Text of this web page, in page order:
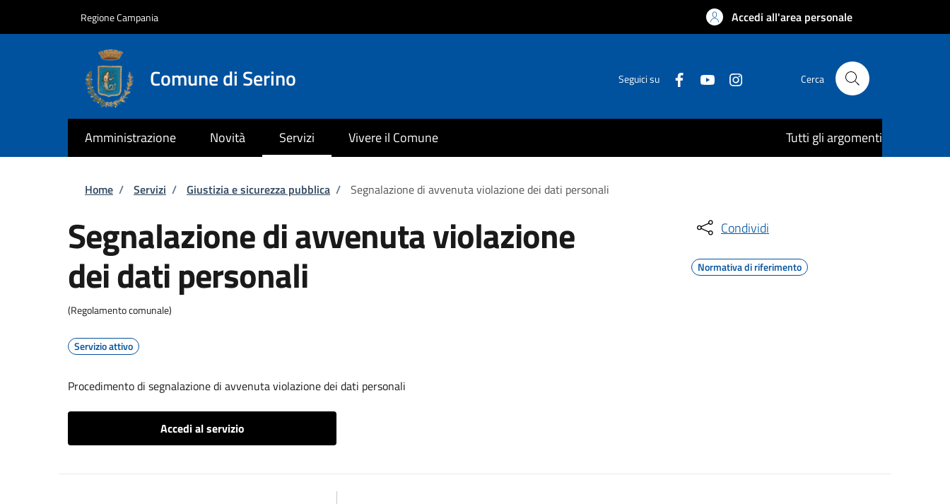
Regione Campania Accedi all'area personale
Comune di Serino Seguici su Cerca
Amministrazione Novità Servizi Vivere il Comune Tutti gli argomenti
Briciole di pane
Home / Servizi / Giustizia e sicurezza pubblica / Segnalazione di avvenuta violazione dei dati personali
Segnalazione di avvenuta violazione
dei dati personali
(Regolamento comunale)
Servizio attivo
Procedimento di segnalazione di avvenuta violazione dei dati personali
Accedi al servizio
Condividi
Normativa di riferimento